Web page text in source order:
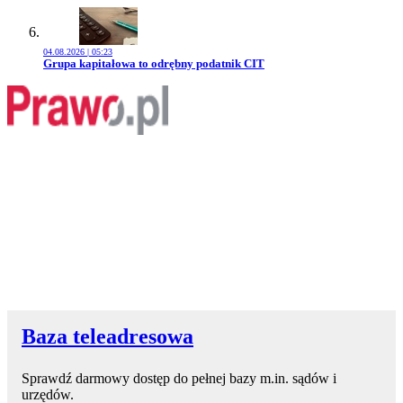
04.08.2026 | 05:23
Przejdź do artykułu:
Grupa kapitałowa to odrębny podatnik CIT
Baza teleadresowa
Sprawdź darmowy dostęp do pełnej bazy m.in. sądów i
urzędów.